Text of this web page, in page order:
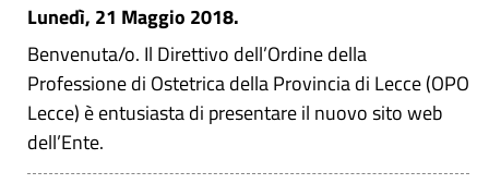
Lunedì, 21 Maggio 2018.
Benvenuta/o. Il Direttivo dell’Ordine della
Professione di Ostetrica della Provincia di Lecce (OPO
Lecce) è entusiasta di presentare il nuovo sito web
dell’Ente.